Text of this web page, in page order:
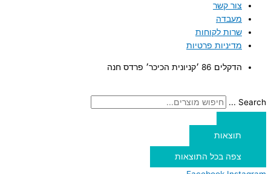
צור קשר
מעבדה
שרות לקוחות
מדיניות פרטיות
הדקלים 86 ׳קניונית הכיכר׳ פרדס חנה
Search ...
תוצאות
צפה בכל התוצאות